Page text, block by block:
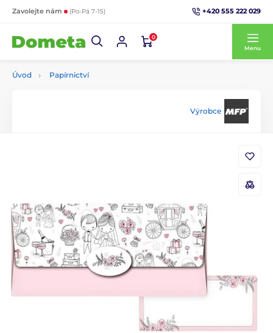
Zavolejte nám (Po-Pá 7-15) +420 555 222 029
0
Menu
Úvod Papírnictví
Výrobce